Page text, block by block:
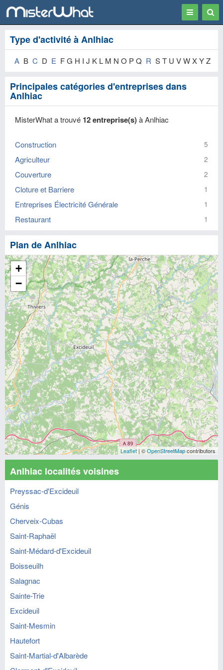
Toggle
Type d'activité à Anlhiac
A B C D E F G H I J K L M N O P Q R S T U V W X Y Z
Principales catégories d'entreprises dans
Anlhiac
MisterWhat a trouvé 12 entreprise(s)à Anlhiac
Construction 5
Agriculteur 2
Couverture 2
Cloture et Barriere 1
Entreprises Électricité Générale 1
Restaurant 1
Plan de Anlhiac
+
−
Leaflet| ©OpenStreetMapcontributors
Anlhiac localités voisines
Preyssac-d'Excideuil
Génis
Cherveix-Cubas
Saint-Raphaël
Saint-Médard-d'Excideuil
Boisseuilh
Salagnac
Sainte-Trie
Excideuil
Saint-Mesmin
Hautefort
Saint-Martial-d'Albarède